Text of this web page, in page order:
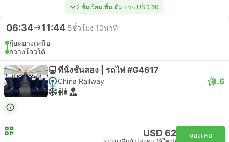
2 ชั้นเรียนเพิ่มเติม จาก USD 60
06:34 11:44 5ชั่วโมง 10นาที
กุ้ยหยางเหนือ
กวางโจวใต้
ที่นั่งชั้นสอง | รถไฟ #G4617
China Railway 4.6
USD 62 จองเลย